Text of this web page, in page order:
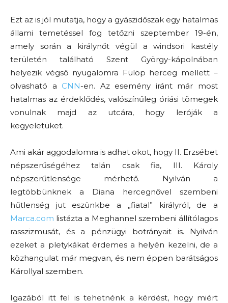
Ezt az is jól mutatja, hogy a gyászidőszak egy hatalmas
állami temetéssel fog tetőzni szeptember 19-én,
amely során a királynőt végül a windsori kastély
területén található Szent György-kápolnában
helyezik végső nyugalomra Fülöp herceg mellett –
olvasható a CNN-en. Az esemény iránt már most
hatalmas az érdeklődés, valószínűleg óriási tömegek
vonulnak majd az utcára, hogy leróják a
kegyeletüket.
Ami akár aggodalomra is adhat okot, hogy II. Erzsébet
népszerűségéhez talán csak fia, III. Károly
népszerűtlensége mérhető. Nyilván a
legtöbbünknek a Diana hercegnővel szembeni
hűtlenség jut eszünkbe a „fiatal” királyról, de a
Marca.com listázta a Meghannel szembeni állítólagos
rasszizmusát, és a pénzügyi botrányait is. Nyilván
ezeket a pletykákat érdemes a helyén kezelni, de a
közhangulat már megvan, és nem éppen barátságos
Károllyal szemben.
Igazából itt fel is tehetnénk a kérdést, hogy miért